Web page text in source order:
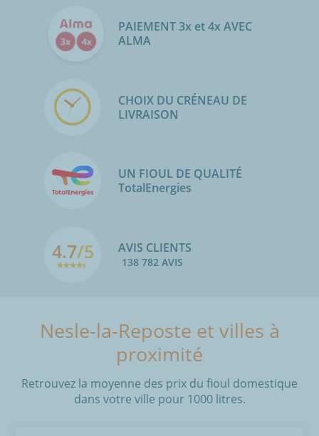
PAIEMENT 3x et 4x AVEC
ALMA
CHOIX DU CRÉNEAU DE
LIVRAISON
UN FIOUL DE QUALITÉ
TotalEnergies
4.7/5 AVIS CLIENTS
138 782 AVIS
Nesle-la-Reposte et villes à
proximité
Retrouvez la moyenne des prix du fioul domestique
dans votre ville pour 1000 litres.